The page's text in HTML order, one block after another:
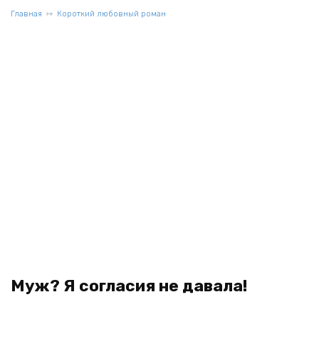
Главная Короткий любовный роман
Муж? Я согласия не давала!